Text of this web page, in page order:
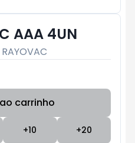
AAA 4UN
RAYOVAC
carrinho
+10 +20